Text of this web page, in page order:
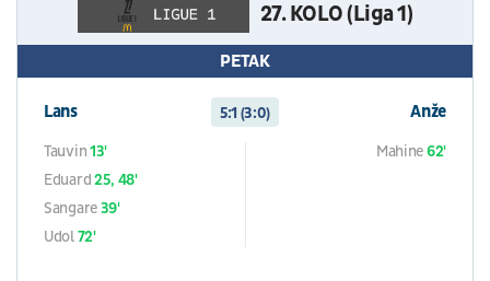
27. KOLO (Liga 1)
PETAK
Lans 5:1 (3:0) Anže
Tauvin13'
Eduard25, 48'
Sangare39'
Udol72'
Mahine62'